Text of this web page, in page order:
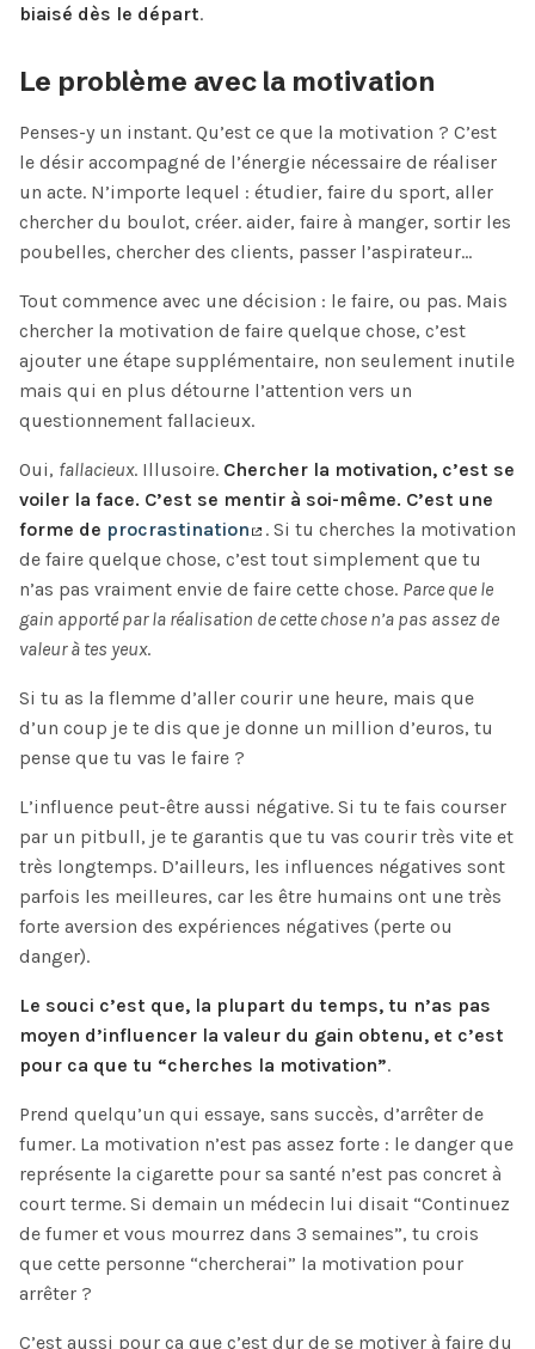
biaisé dès le départ.
Le problème avec la motivation
Penses-y un instant. Qu’est ce que la motivation ? C’est
le désir accompagné de l’énergie nécessaire de réaliser
un acte. N’importe lequel : étudier, faire du sport, aller
chercher du boulot, créer. aider, faire à manger, sortir les
poubelles, chercher des clients, passer l’aspirateur…
Tout commence avec une décision : le faire, ou pas. Mais
chercher la motivation de faire quelque chose, c’est
ajouter une étape supplémentaire, non seulement inutile
mais qui en plus détourne l’attention vers un
questionnement fallacieux.
Oui, fallacieux. Illusoire. Chercher la motivation, c’est se
voiler la face. C’est se mentir à soi-même. C’est une
forme de procrastination
. Si tu cherches la motivation
de faire quelque chose, c’est tout simplement que tu
n’as pas vraiment envie de faire cette chose. Parce que le
gain apporté par la réalisation de cette chose n’a pas assez de
valeur à tes yeux.
Si tu as la flemme d’aller courir une heure, mais que
d’un coup je te dis que je donne un million d’euros, tu
pense que tu vas le faire ?
L’influence peut-être aussi négative. Si tu te fais courser
par un pitbull, je te garantis que tu vas courir très vite et
très longtemps. D’ailleurs, les influences négatives sont
parfois les meilleures, car les être humains ont une très
forte aversion des expériences négatives (perte ou
danger).
Le souci c’est que, la plupart du temps, tu n’as pas
moyen d’influencer la valeur du gain obtenu, et c’est
pour ca que tu “cherches la motivation”.
Prend quelqu’un qui essaye, sans succès, d’arrêter de
fumer. La motivation n’est pas assez forte : le danger que
représente la cigarette pour sa santé n’est pas concret à
court terme. Si demain un médecin lui disait “Continuez
de fumer et vous mourrez dans 3 semaines”, tu crois
que cette personne “chercherai” la motivation pour
arrêter ?
C’est aussi pour ça que c’est dur de se motiver à faire du